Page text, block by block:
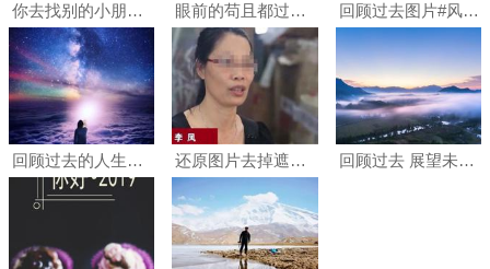
你去找别的小朋友吧难过动态表情包图片 眼前的苟且都过不下去,拿什么追求诗和远方? 回顾过去图片#风景#唯美#天空
回顾过去的人生经历是非常重要的#背影#夜晚#星空#唯美 还原图片去掉遮挡软件 怎么看被涂鸦过的聊天记录 回顾过去 展望未来#乡村#风景#天空